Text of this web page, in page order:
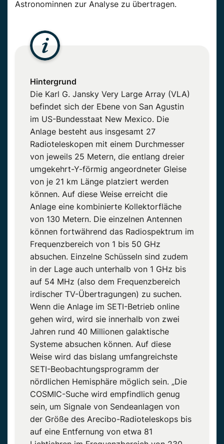
Astronominnen zur Analyse zu übertragen.
Hintergrund
Die Karl G. Jansky Very Large Array (VLA)
befindet sich der Ebene von San Agustin
im US-Bundesstaat New Mexico. Die
Anlage besteht aus insgesamt 27
Radioteleskopen mit einem Durchmesser
von jeweils 25 Metern, die entlang dreier
umgekehrt-Y-förmig angeordneter Gleise
von je 21 km Länge platziert werden
können. Auf diese Weise erreicht die
Anlage eine kombinierte Kollektorfläche
von 130 Metern. Die einzelnen Antennen
können fortwährend das Radiospektrum im
Frequenzbereich von 1 bis 50 GHz
absuchen. Einzelne Schüsseln sind zudem
in der Lage auch unterhalb von 1 GHz bis
auf 54 MHz (also dem Frequenzbereich
irdischer TV-Übertragungen) zu suchen.
Wenn die Anlage im SETI-Betrieb online
gehen wird, wird sie innerhalb von zwei
Jahren rund 40 Millionen galaktische
Systeme absuchen können. Auf diese
Weise wird das bislang umfangreichste
SETI-Beobachtungsprogramm der
nördlichen Hemisphäre möglich sein. „Die
COSMIC-Suche wird empfindlich genug
sein, um Signale von Sendeanlagen von
der Größe des Arecibo-Radioteleskops bis
auf eine Entfernung von etwa 81